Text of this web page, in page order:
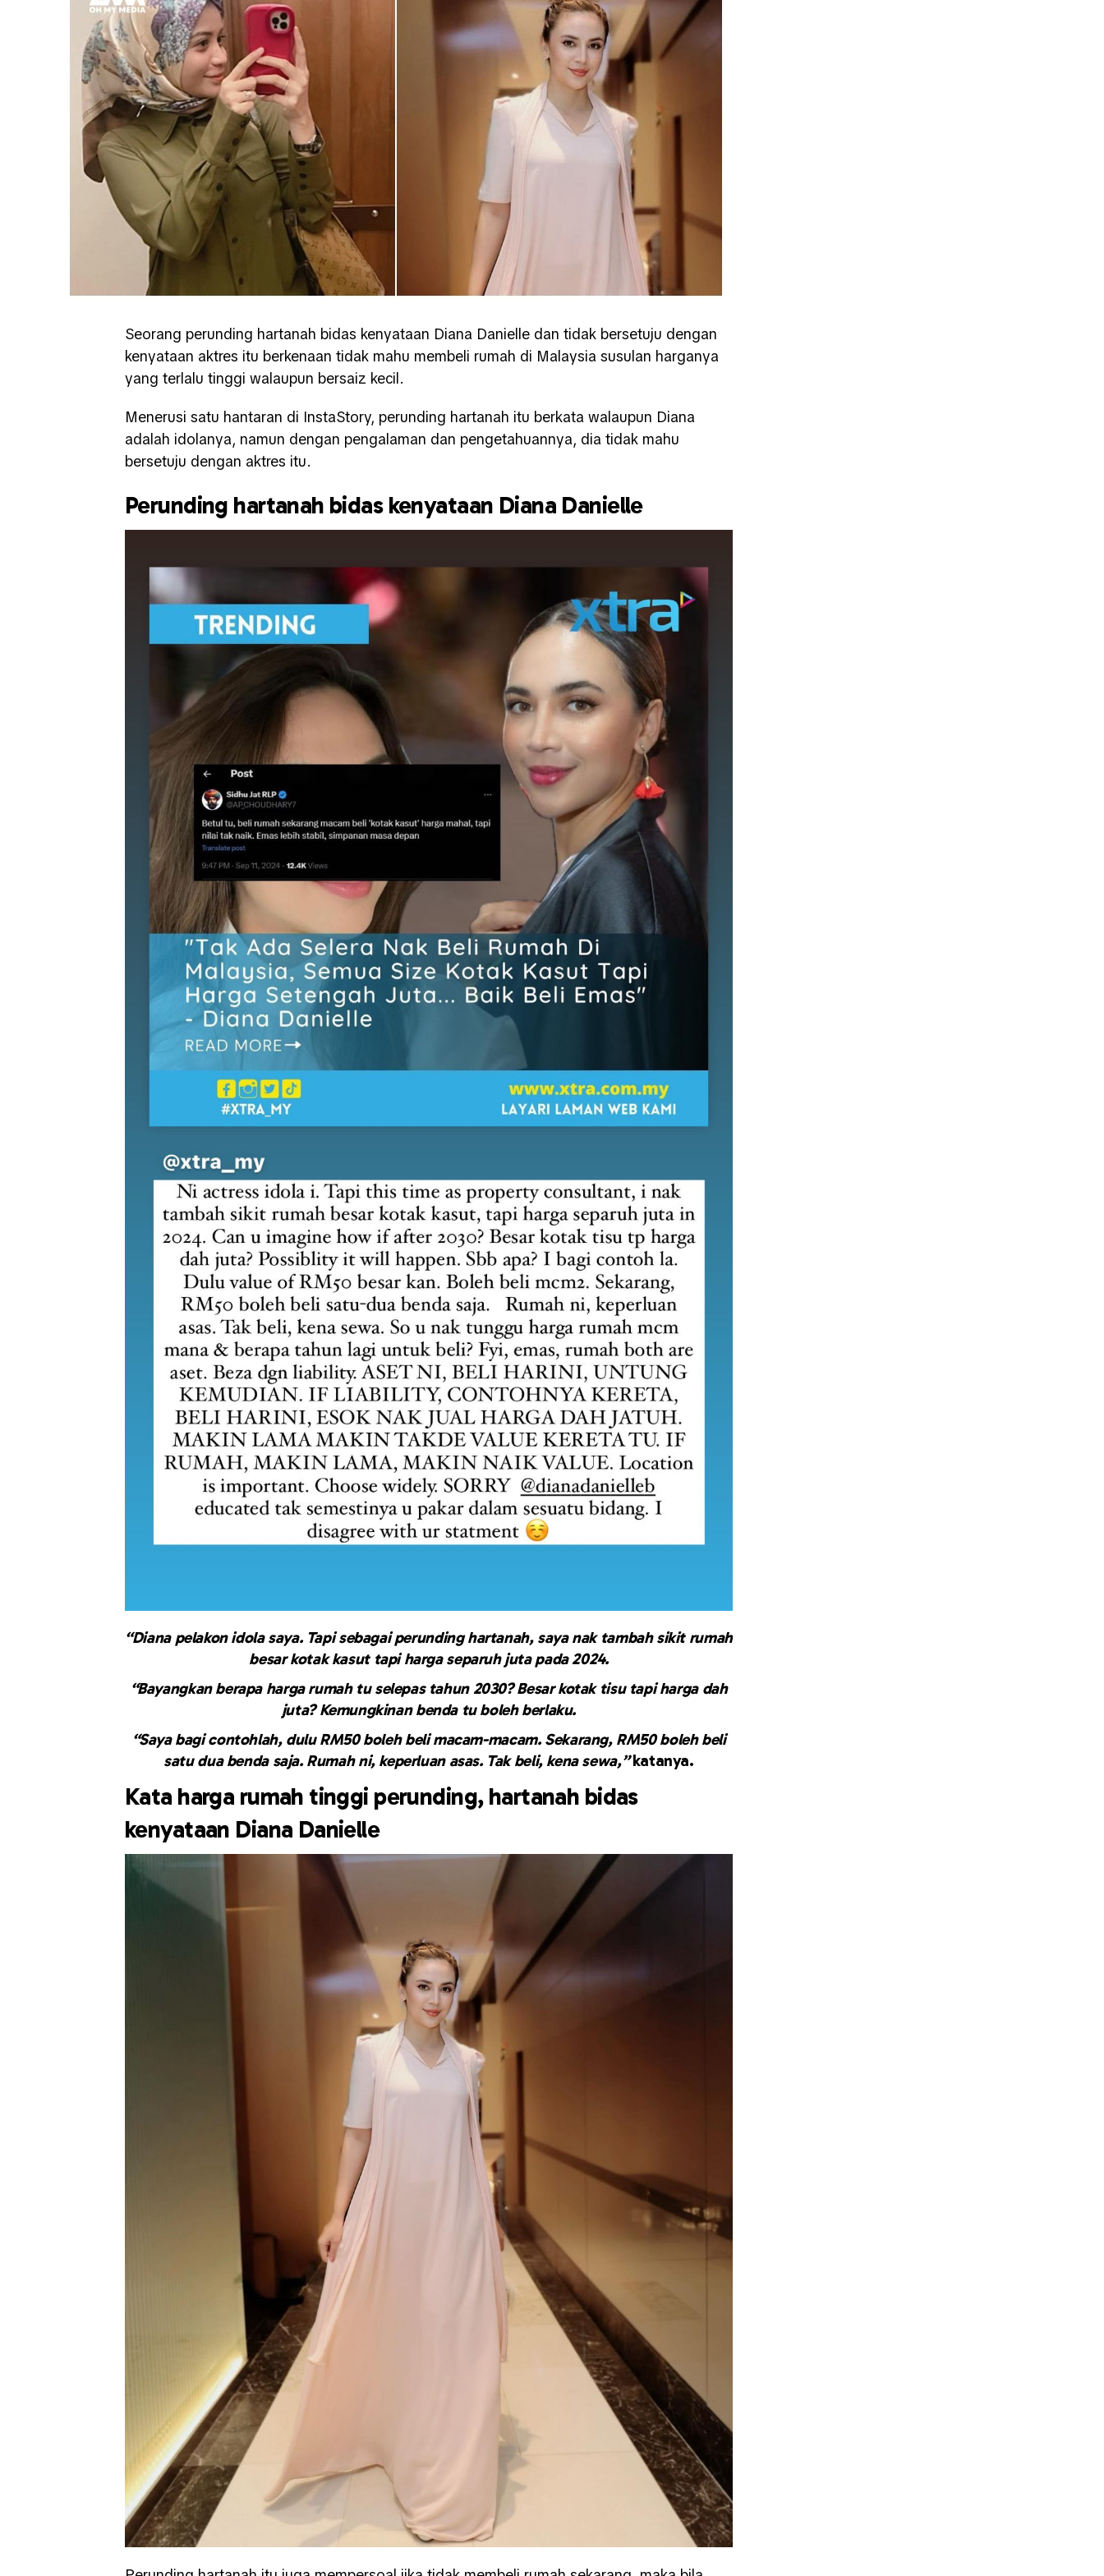
Seorang perunding hartanah bidas kenyataan Diana Danielle dan tidak bersetuju dengan
kenyataan aktres itu berkenaan tidak mahu membeli rumah di Malaysia susulan harganya
yang terlalu tinggi walaupun bersaiz kecil.
Menerusi satu hantaran di InstaStory, perunding hartanah itu berkata walaupun Diana
adalah idolanya, namun dengan pengalaman dan pengetahuannya, dia tidak mahu
bersetuju dengan aktres itu.
Perunding hartanah bidas kenyataan Diana Danielle
“Diana pelakon idola saya. Tapi sebagai perunding hartanah, saya nak tambah sikit rumah
besar kotak kasut tapi harga separuh juta pada 2024.
“Bayangkan berapa harga rumah tu selepas tahun 2030? Besar kotak tisu tapi harga dah
juta? Kemungkinan benda tu boleh berlaku.
“Saya bagi contohlah, dulu RM50 boleh beli macam-macam. Sekarang, RM50 boleh beli
satu dua benda saja. Rumah ni, keperluan asas. Tak beli, kena sewa,”katanya.
Kata harga rumah tinggi perunding, hartanah bidas
kenyataan Diana Danielle